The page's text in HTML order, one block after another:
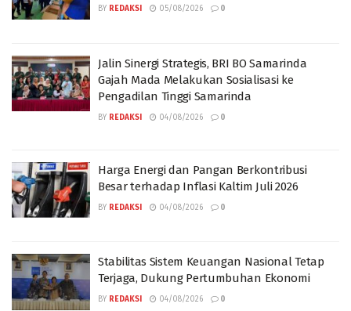
BY REDAKSI 05/08/2026 0
Jalin Sinergi Strategis, BRI BO Samarinda
Gajah Mada Melakukan Sosialisasi ke
Pengadilan Tinggi Samarinda
BY REDAKSI 04/08/2026 0
Harga Energi dan Pangan Berkontribusi
Besar terhadap Inflasi Kaltim Juli 2026
BY REDAKSI 04/08/2026 0
Stabilitas Sistem Keuangan Nasional Tetap
Terjaga, Dukung Pertumbuhan Ekonomi
BY REDAKSI 04/08/2026 0